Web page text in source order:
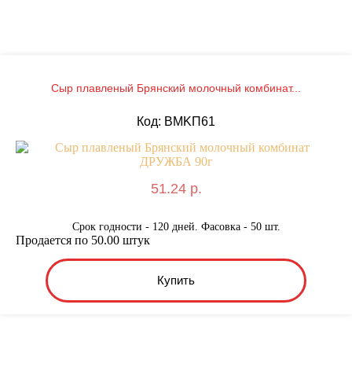
Сыр плавленый Брянский молочный комбинат...
Код: BMKП61
51.24 р.
Срок годности - 120 дней. Фасовка - 50 шт.
Купить
Продается по 50.00 штук